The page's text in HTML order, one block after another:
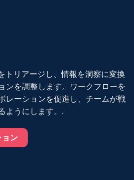
トリアージし、情報を洞察に変換
ンを調整します。ワークフローを
レーションを促進し、チームが戦
ようにします。.
ョン